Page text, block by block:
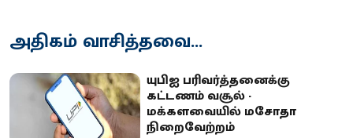
அதிகம் வாசித்தவை...
யுபிஐ பரிவர்த்தனைக்கு
கட்டணம் வசூல் -
மக்களவையில் மசோதா
நிறைவேற்றம்